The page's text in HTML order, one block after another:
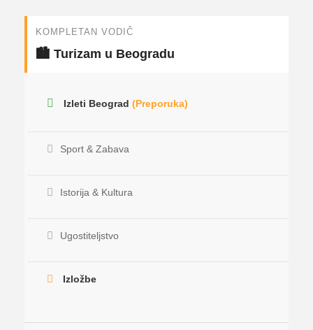
KOMPLETAN VODIČ
🏙️ Turizam u Beogradu
Izleti Beograd (Preporuka)
Sport & Zabava
Istorija & Kultura
Ugostiteljstvo
Izložbe